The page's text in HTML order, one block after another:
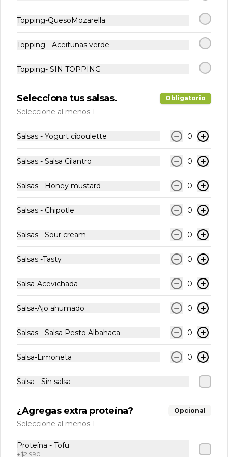
Promo! Aprovecha un 20% de descuento para tu
Primera Compra, ocupando el código
PRIMERACOMPRA
Abrir menu de navegación
Combos
Tasty Garden
AcumulaTasty coins
Regístrate, gana puntos con tus
compras y canjealos por productos y
más
Únete
Combos
Combo 2X WRAP
CHICKEN CRISPY FULL
bebestibles + Papas fritas a eleccion
$19.990
Combo Arma tu Bowl o
Topping-QuesoMozarella
Topping - Aceitunas verde
Topping- SIN TOPPING
Selecciona tus salsas. Obligatorio
Seleccione al menos 1
Salsas - Yogurt ciboulette 0
Salsas - Salsa Cilantro 0
Salsas - Honey mustard 0
Salsas - Chipotle 0
Salsas - Sour cream 0
Salsas -Tasty 0
Salsa-Acevichada 0
Salsa-Ajo ahumado 0
Salsas - Salsa Pesto Albahaca 0
Salsa-Limoneta 0
Salsa - Sin salsa
¿Agregas extra proteína? Opcional
Seleccione al menos 1
Proteína - Tofu
+$2.990